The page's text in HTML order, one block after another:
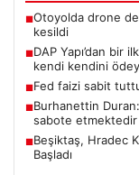
■Otoyolda drone
kesildi
■DAP Yapı’dan bir
kendi kendini
■Fed faizi sabit
■Burhanettin Duran:
sabote etmektedir
■Beşiktaş, Hradec
Başladı